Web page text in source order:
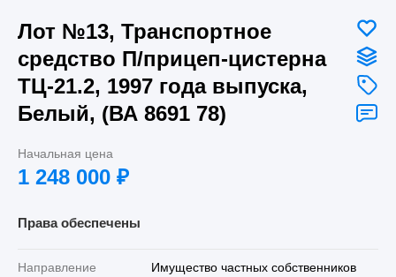
Лот №13, Транспортное
средство П/прицеп-цистерна
ТЦ-21.2, 1997 года выпуска,
Белый, (ВА 8691 78)
Начальная цена
1 248 000 ₽
Права обеспечены
Направление
Имущество частных собственников